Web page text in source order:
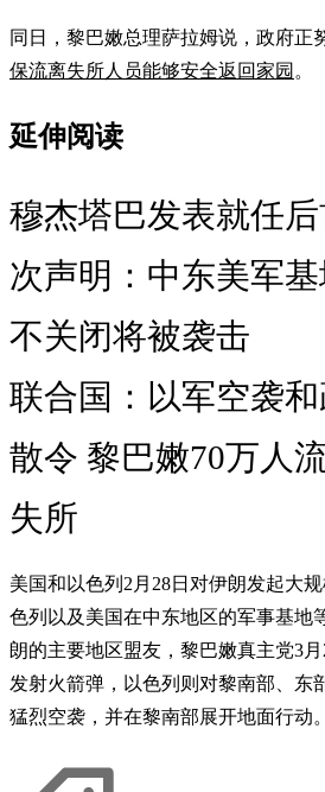
同日，黎巴嫩总理萨拉姆说，政府正
保流离失所人员能够安全返回家园 。
延伸阅读
穆杰塔巴发表就任
次声明：中东美军
不关闭将被袭击
联合国：以军空袭
散令 黎巴嫩70万人
失所
美国和以色列2月28日对伊朗发起大
色列以及美国在中东地区的军事基地
朗的主要地区盟友，黎巴嫩真主党3
发射火箭弹，以色列则对黎南部、东
猛烈空袭，并在黎南部展开地面行动。